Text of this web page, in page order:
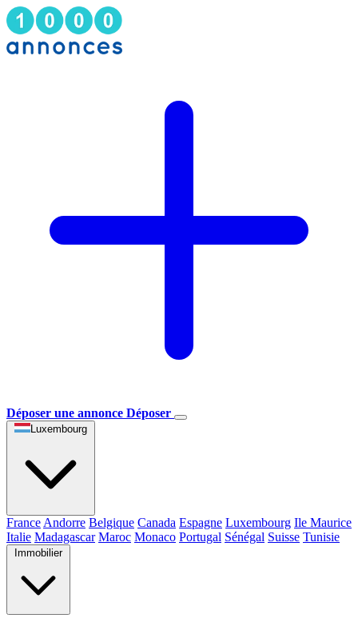
Déposer une annonce Déposer
Luxembourg
France Andorre Belgique Canada Espagne Luxembourg Ile Maurice
Italie Madagascar Maroc Monaco Portugal Sénégal Suisse Tunisie
Immobilier